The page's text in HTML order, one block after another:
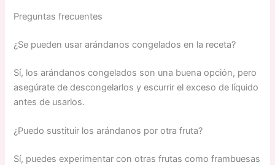
Preguntas frecuentes
¿Se pueden usar arándanos congelados en la receta?
Sí, los arándanos congelados son una buena opción, pero
asegúrate de descongelarlos y escurrir el exceso de líquido
antes de usarlos.
¿Puedo sustituir los arándanos por otra fruta?
Sí, puedes experimentar con otras frutas como frambuesas